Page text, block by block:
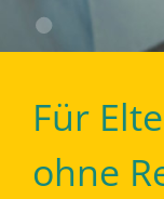
Für
ohne